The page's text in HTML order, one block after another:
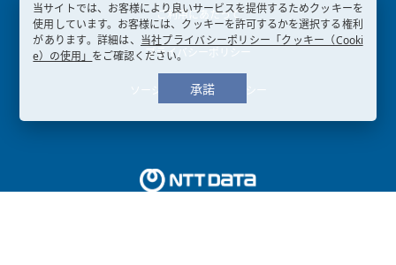
ご利用にあたって
プライバシーポリシー
ソーシャルメディアポリシー
当サイトでは、お客様により良いサービスを提供するためクッキーを
使用しています。お客様には、クッキーを許可するかを選択する権利
があります。詳細は、 当社プライバシーポリシー「クッキー（Cooki
e）の使用」 をご確認ください。
承諾